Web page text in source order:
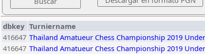
dbkey Turniername
416647 Thailand Amatueur Chess Championship 2019
416647 Thailand Amatueur Chess Championship 2019